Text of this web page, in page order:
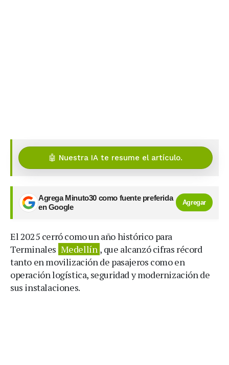
🤖 Nuestra IA te resume el artículo.
Agrega Minuto30 como fuente preferida
en Google
Agregar
El 2025 cerró como un año histórico para
Terminales Medellín , que alcanzó cifras récord
tanto en movilización de pasajeros como en
operación logística, seguridad y modernización de
sus instalaciones.